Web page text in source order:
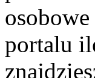
portalu